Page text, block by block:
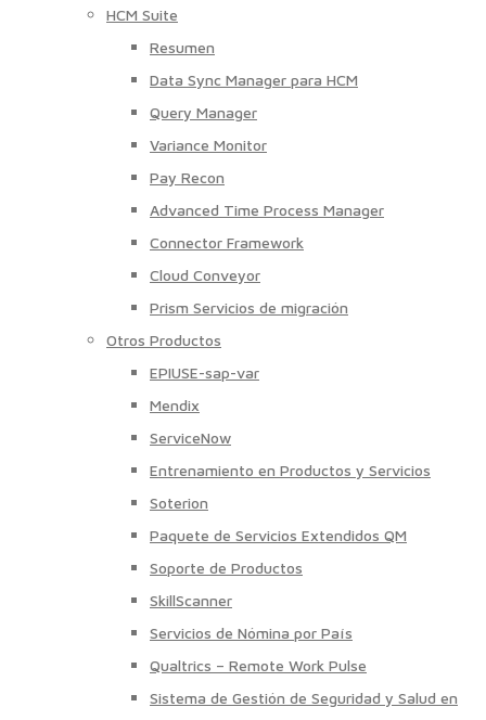
HCM Suite
Resumen
Data Sync Manager para HCM
Query Manager
Variance Monitor
Pay Recon
Advanced Time Process Manager
Connector Framework
Cloud Conveyor
Prism Servicios de migración
Otros Productos
EPIUSE-sap-var
Mendix
ServiceNow
Entrenamiento en Productos y Servicios
Soterion
Paquete de Servicios Extendidos QM
Soporte de Productos
SkillScanner
Servicios de Nómina por País
Qualtrics – Remote Work Pulse
Sistema de Gestión de Seguridad y Salud en